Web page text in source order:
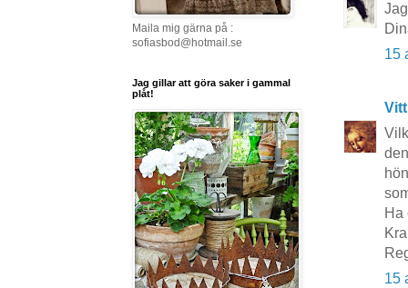
15
Ha
15
Maila mig gärna på :
sofiasbod@hotmail.se
Jag gillar att göra saker i gammal
plåt!